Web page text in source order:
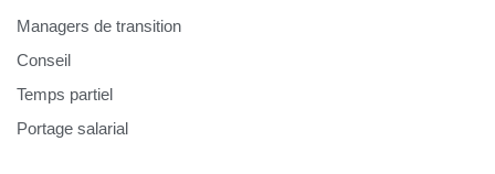
Managers de transition
Conseil
Temps partiel
Portage salarial